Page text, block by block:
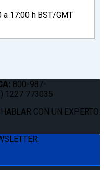
a 17:00 h BST/GMT
800-987-
1227 773035
HABLAR CON UN EXPERTO.